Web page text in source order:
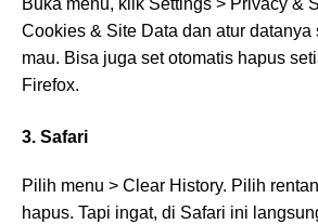
Buka menu, klik Settings > Privacy &
Cookies & Site Data dan atur datanya
mau. Bisa juga set otomatis hapus
Firefox.
3. Safari
Pilih menu > Clear History. Pilih
hapus. Tapi ingat, di Safari ini